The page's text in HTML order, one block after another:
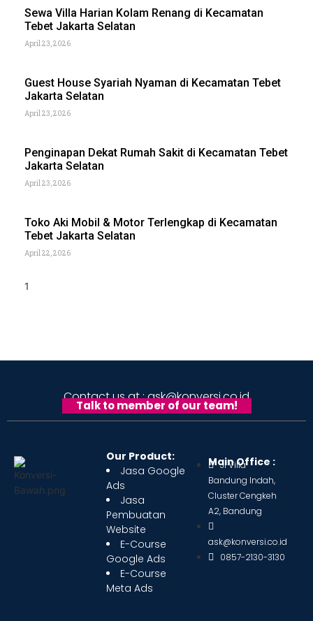
Sewa Villa Harian Kolam Renang di Kecamatan
Tebet Jakarta Selatan
April 23, 2026
Guest House Syariah Nyaman di Kecamatan Tebet
Jakarta Selatan
April 23, 2026
Penginapan Dekat Rumah Sakit di Kecamatan Tebet
Jakarta Selatan
April 23, 2026
Toko Aki Mobil & Motor Terlengkap di Kecamatan
Tebet Jakarta Selatan
April 22, 2026
Contact us at : ask@konversi.co.id
Talk to member of our team!
Our Product:
Jasa Google
Ads
Jasa
Pembuatan
Website
E-Course
Google Ads
E-Course
Meta Ads
Main Office :
Jl Villa
Bandung Indah,
Cluster Cengkeh
A2, Bandung
ask@konversi.co.id
0857-2130-3130